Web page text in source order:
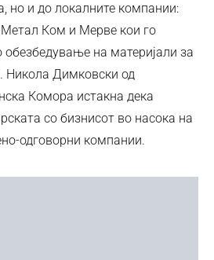
но и до локалните компании:
Ком и Мерве кои го
обезбедување на материјали за
Никола Димковски од
Комора истакна дека
со бизнисот во насока на
одговорни компании.